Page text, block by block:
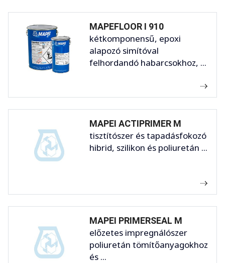
MAPEFLOOR I 910
kétkomponensű, epoxi
alapozó simítóval
felhordandó habarcsokhoz, ...
MAPEI ACTIPRIMER M
tisztítószer és tapadásfokozó
hibrid, szilikon és poliuretán ...
MAPEI PRIMERSEAL M
előzetes impregnálószer
poliuretán tömítőanyagokhoz
és ...